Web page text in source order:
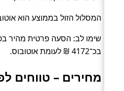
המסלול הזול בממוצע הוא אוטובוס
בכ־4172 ₪ לעומת אוטובוס.
מחירים – טווחים